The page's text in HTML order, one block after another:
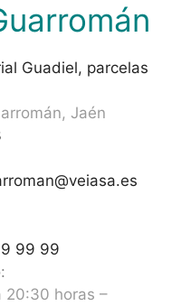
Guadiel, parcelas
Jaén
99 99
20:30 horas –